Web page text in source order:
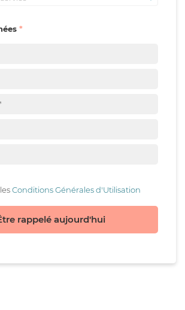
Conditions Générales d'Utilisation
rappelé aujourd'hui